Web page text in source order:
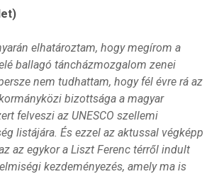
elhatároztam, hogy megírom a
ballagó táncházmozgalom zenei
nem tudhattam, hogy fél évre rá az
bizottsága a magyar
felveszi az UNESCO szellemi
listájára. És ezzel az aktussal végképp
az egykor a Liszt Ferenc térről indult
kezdeményezés, amely ma is